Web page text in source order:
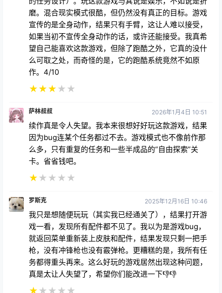
磨。混合现实模式很酷，但仍然没有真正的目标。游戏
宣传的是全身动作，结果只有手臂，这让人难以接受，
如果当初不宣传全身动作的话，或许还能接受。我真希
望自己能喜欢这款游戏，但除了跑酷之外，它真的没什
么可取之处，而奇怪的是，它的跑酷系统竟然不如原
作。4/10
★★★★ ★
萨林叔叔 2026年1月4日 10:51
续作真是令人失望。我本来很想好好玩这款游戏，结果
因为bug连某个任务都过不去。游戏模式也不像前作那
么多，只有重复的任务和一些半成品的“自由探索”关
卡。省省钱吧。
★★ ★ ★ ★
罗斯克 2025年12月16日 10:46
我只是想随便玩玩（其实我已经通关了），结果打开游
戏一看，发现所有配件都不见了。我以为是游戏bug，
就返回菜单重新装上皮肤和配件，结果发现只剩一把手
枪，没有冲锋枪也没有霰弹枪。更糟糕的是，我所有任
务都得重头再来。这么好玩的游戏居然出现这种问题，
真是太让人失望了，希望你们能改进一下👎👎
★★ ★ ★ ★